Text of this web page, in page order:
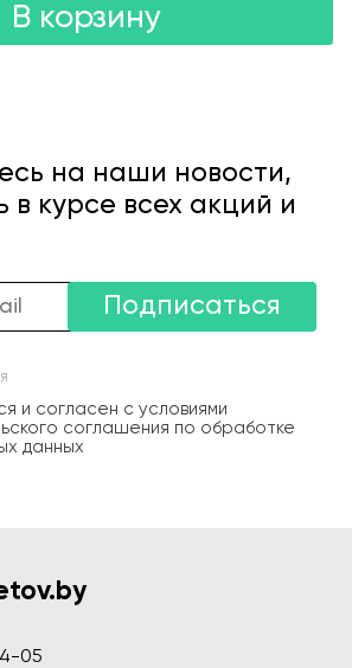
В корзину
на наши новости,
в курсе всех акций и
Подписаться
и согласен с условиями
соглашения по обработке
данных
05